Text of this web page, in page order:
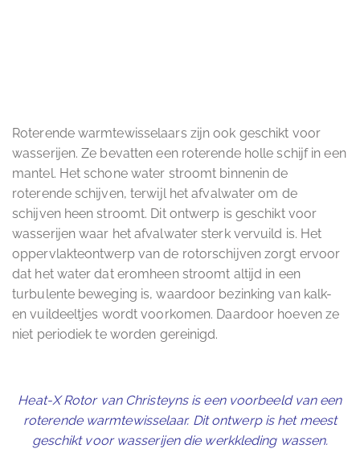
Roterende warmtewisselaars zijn ook geschikt voor
wasserijen. Ze bevatten een roterende holle schijf in een
mantel. Het schone water stroomt binnenin de
roterende schijven, terwijl het afvalwater om de
schijven heen stroomt. Dit ontwerp is geschikt voor
wasserijen waar het afvalwater sterk vervuild is. Het
oppervlakteontwerp van de rotorschijven zorgt ervoor
dat het water dat eromheen stroomt altijd in een
turbulente beweging is, waardoor bezinking van kalk-
en vuildeeltjes wordt voorkomen. Daardoor hoeven ze
niet periodiek te worden gereinigd.
Heat-X Rotor van Christeyns is een voorbeeld van een
roterende warmtewisselaar. Dit ontwerp is het meest
geschikt voor wasserijen die werkkleding wassen.